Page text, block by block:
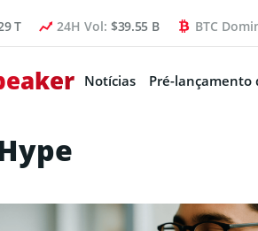
T 24H Vol: $39.55 B BTC
Notícias Pré-lançamento